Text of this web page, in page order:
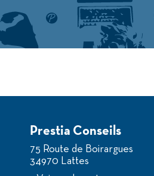
Prestia Conseils
75 Route de Boirargues
34970 Lattes